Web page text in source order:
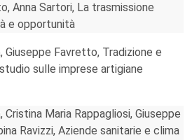
Anna Sartori, La trasmissione
e opportunità
Giuseppe Favretto, Tradizione e
sulle imprese artigiane
Cristina Maria Rappagliosi, Giuseppe
Ravizzi, Aziende sanitarie e clima